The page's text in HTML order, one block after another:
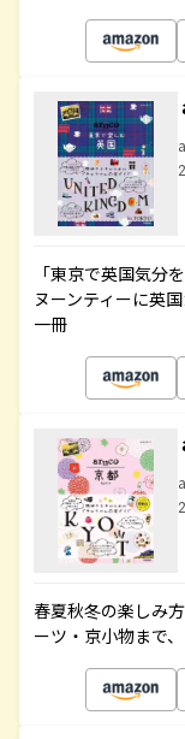
「東京で英国気分
ヌーンティーに英
一冊
春夏秋冬の楽しみ
ーツ・京小物まで